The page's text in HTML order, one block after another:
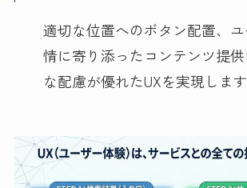
適切な位置へのボタン配置、
情に寄り添ったコンテンツ提
な配慮が優れたUXを実現します